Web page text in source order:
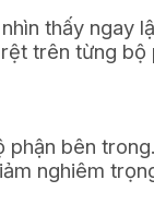
thấy ngay
trên từng bộ
bên
nghiêm